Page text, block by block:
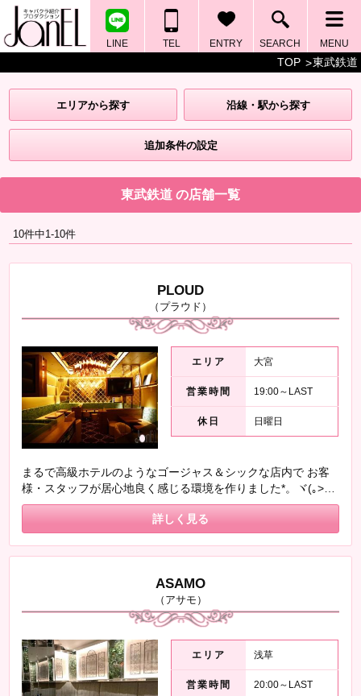
LINE TEL ENTRY SEARCH MENU
TOP 東武鉄道
エリアから探す 沿線・駅から探す
追加条件の設定
東武鉄道 の店舗一覧
10件中1-10件
PLOUD
（プラウド）
エリア 大宮
営業時間 19:00～LAST
休日 日曜日
まるで高級ホテルのようなゴージャス＆シックな店内で お客
様・スタッフが居心地良く感じる環境を作りました*。ヾ(｡>ｖ
<｡)ﾉﾞ*。 大宮駅から徒歩1分で通いやすい！ 高額バックでしっ
かり稼げる★ 努力は随時お給料に反映◎ 短期勤務もOK♪
寮も完備しているので、 新しい環境でチャレンジしたいと思
詳しく見る
ASAMO
（アサモ）
エリア 浅草
営業時間 20:00～LAST